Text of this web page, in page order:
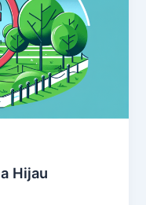
Hijau